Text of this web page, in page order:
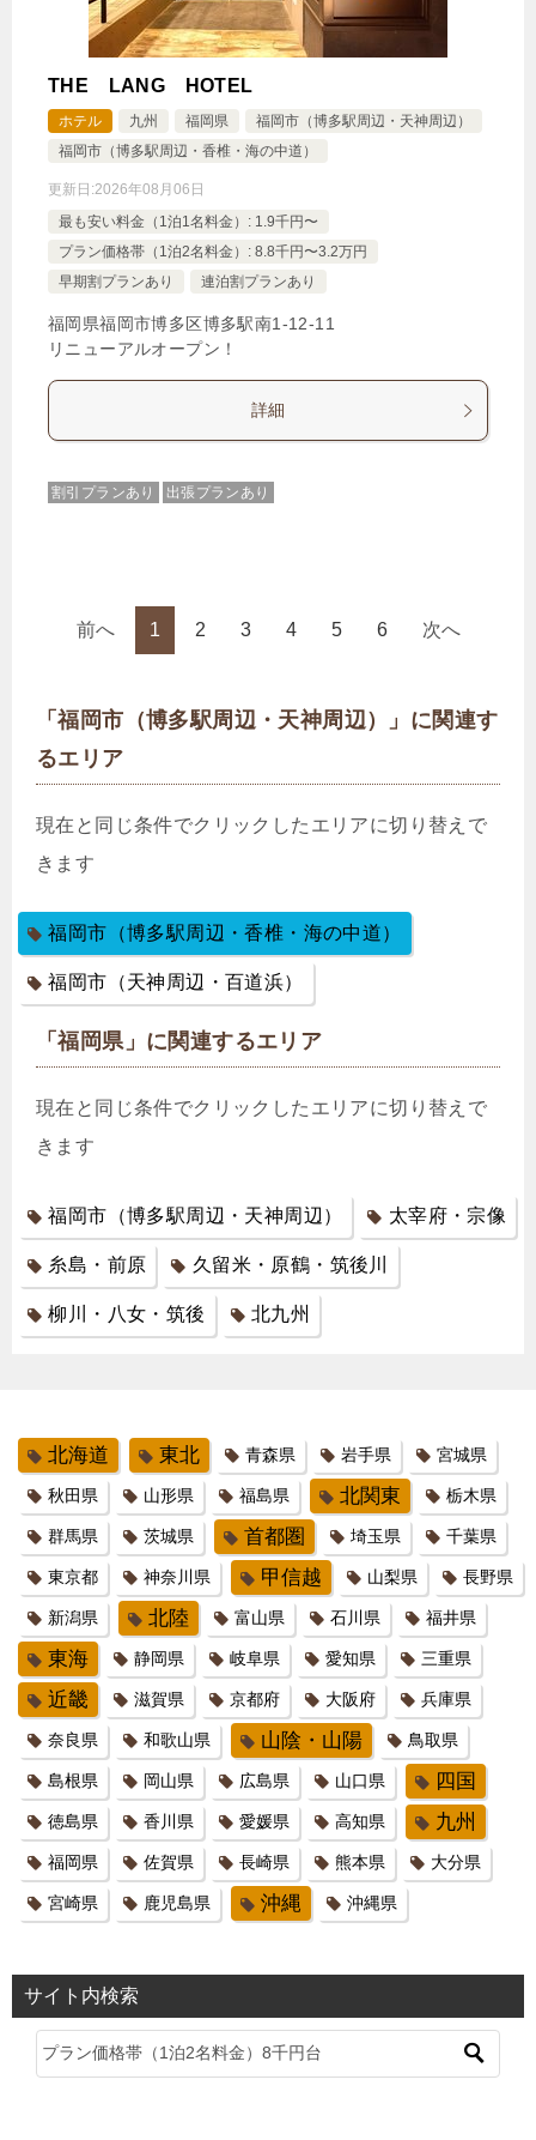
THE LANG HOTEL
ホテル 九州 福岡県
福岡市（博多駅周辺・天神周辺）
福岡市（博多駅周辺・香椎・海の中道）
更新日:2026年08月06日
最も安い料金（1泊1名料金）: 1.9千円〜
プラン価格帯（1泊2名料金）: 8.8千円〜3.2万円
早期割プランあり
連泊割プランあり
福岡県福岡市博多区博多駅南1‐12‐11
リニューアルオープン！
詳細
割引プランあり 出張プランあり
前へ 1 2 3 4 5 6 次へ
「福岡市（博多駅周辺・天神周辺）」に関連す
るエリア
現在と同じ条件でクリックしたエリアに切り替えで
きます
福岡市（博多駅周辺・香椎・海の中道）
福岡市（天神周辺・百道浜）
「福岡県」に関連するエリア
現在と同じ条件でクリックしたエリアに切り替えで
きます
福岡市（博多駅周辺・天神周辺） 太宰府・宗像
糸島・前原 久留米・原鶴・筑後川
柳川・八女・筑後 北九州
北海道 東北 青森県 岩手県 宮城県
秋田県 山形県 福島県 北関東 栃木県
群馬県 茨城県 首都圏 埼玉県 千葉県
東京都 神奈川県 甲信越 山梨県 長野県
新潟県 北陸 富山県 石川県 福井県
東海 静岡県 岐阜県 愛知県 三重県
近畿 滋賀県 京都府 大阪府 兵庫県
奈良県 和歌山県 山陰・山陽 鳥取県
島根県 岡山県 広島県 山口県 四国
徳島県 香川県 愛媛県 高知県 九州
福岡県 佐賀県 長崎県 熊本県 大分県
宮崎県 鹿児島県 沖縄 沖縄県
サイト内検索